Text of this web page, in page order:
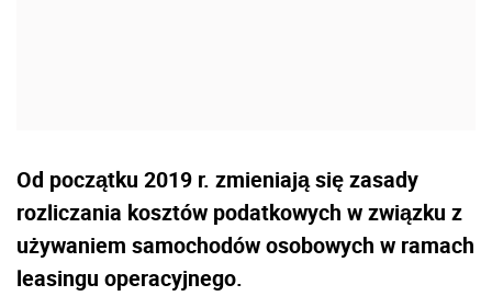
Od początku 2019 r. zmieniają się zasady
rozliczania kosztów podatkowych w związku z
używaniem samochodów osobowych w ramach
leasingu operacyjnego.